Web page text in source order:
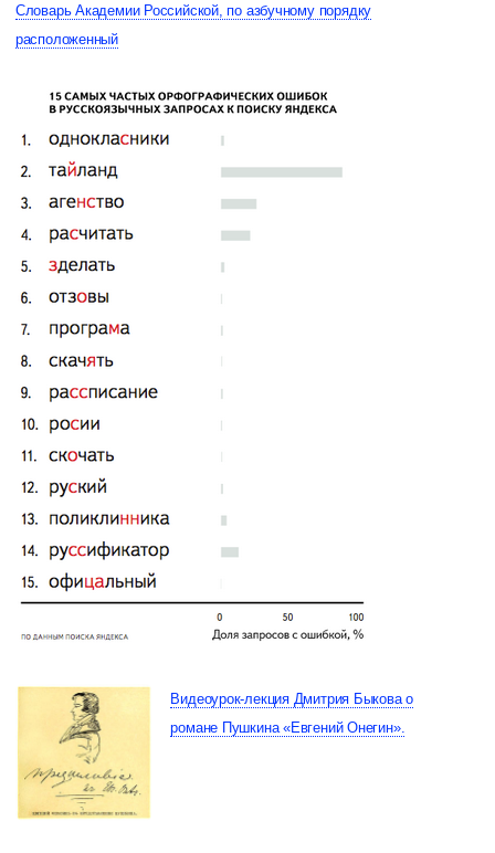
Словарь Академии Российской, по азбучному порядку
расположенный
Видеоурок-лекция Дмитрия Быкова о
романе Пушкина «Евгений Онегин».